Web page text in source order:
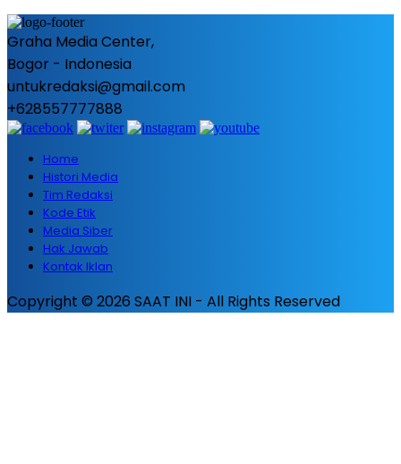
Graha Media Center,
Bogor - Indonesia
untukredaksi@gmail.com
+628557777888
Home
Histori Media
Tim Redaksi
Kode Etik
Media Siber
Hak Jawab
Kontak Iklan
Copyright © 2026 SAAT INI - All Rights Reserved